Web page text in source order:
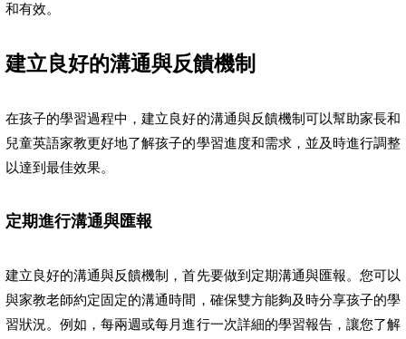
和有效。
建立良好的溝通與反饋機制
在孩子的學習過程中，建立良好的溝通與反饋機制可以幫助家長和
兒童英語家教更好地了解孩子的學習進度和需求，並及時進行調整
以達到最佳效果。
定期進行溝通與匯報
建立良好的溝通與反饋機制，首先要做到定期溝通與匯報。您可以
與家教老師約定固定的溝通時間，確保雙方能夠及時分享孩子的學
習狀況。例如，每兩週或每月進行一次詳細的學習報告，讓您了解